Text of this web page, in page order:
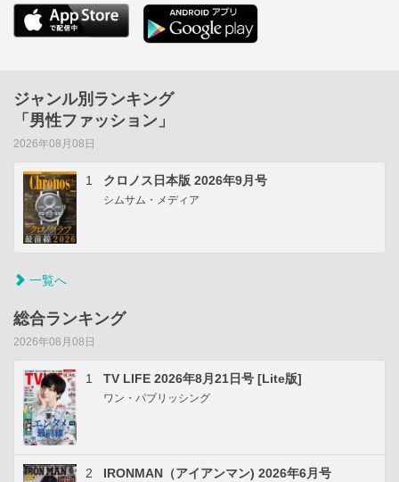
ジャンル別ランキング
「男性ファッション」
2026年08月08日
1 クロノス日本版 2026年9月号
シムサム・メディア
一覧へ
総合ランキング
2026年08月08日
1 TV LIFE 2026年8月21日号 [Lite版]
ワン・パブリッシング
2 IRONMAN（アイアンマン) 2026年6月号